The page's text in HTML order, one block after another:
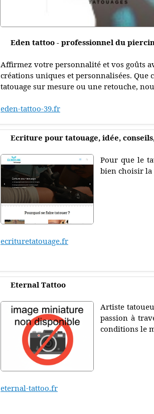
Eden tattoo - professionnel du
Affirmez votre personnalité et vos goûts
créations uniques et personnalisées.
tatouage sur mesure ou une retouche,
eden-tattoo-39.fr
Ecriture pour tatouage, idée,
Pour que le
bien choisir la
ecrituretatouage.fr
Eternal Tattoo
Artiste
passion à
conditions le
eternal-tattoo.fr